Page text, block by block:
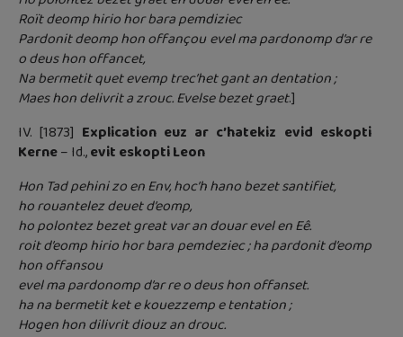
Roït deomp hirio hor bara pemdiziec
Pardonit deomp hon offançou evel ma pardonomp d’ar re
o deus hon offancet,
Na bermetit quet evemp trec’het gant an dentation ;
Maes hon delivrit a zrouc. Evelse bezet graet.]
IV. [1873] Explication euz ar c’hatekiz evid eskopti
Kerne– Id.,evit eskopti Leon
Hon Tad pehini zo en Env, hoc’h hano bezet santifiet,
ho rouantelez deuet d’eomp,
ho polontez bezet great var an douar evel en Eê.
roit d’eomp hirio hor bara pemdeziec ; ha pardonit d’eomp
hon offansou
evel ma pardonomp d’ar re o deus hon offanset.
ha na bermetit ket e kouezzemp e tentation ;
Hogen hon dilivrit diouz an drouc.